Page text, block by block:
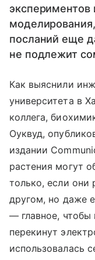
экспериментов
посланий еще
не подлежит
Как выяснили
университета в
коллега,
Оуквуд,
издании
растения могут
только, если они
другом, но даже
— главное,
перекинут
использовалась